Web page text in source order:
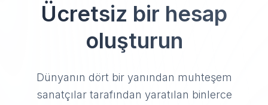
Ücretsiz bir hesap
oluşturun
Dünyanın dört bir yanından muhteşem
sanatçılar tarafından yaratılan binlerce